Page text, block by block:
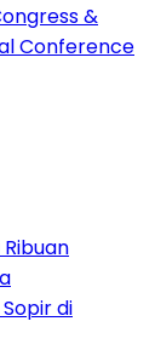
&
Conference
di